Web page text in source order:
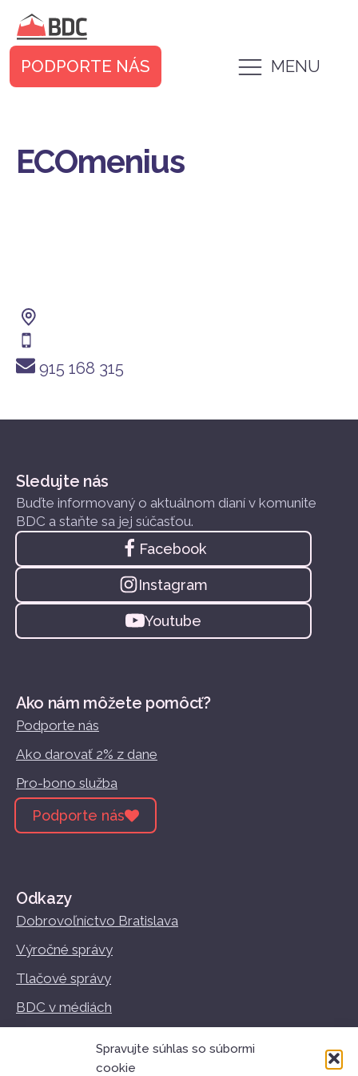
Spravujte súhlas so súbormi
cookie
MENU
PODPORTE NÁS
ECOmenius
915 168 315
Sledujte nás
Buďte informovaný o aktuálnom dianí v komunite
BDC a staňte sa jej súčasťou.
Facebook
Instagram
Youtube
Ako nám môžete pomôcť?
Podporte nás
Ako darovať 2% z dane
Pro-bono služba
Podporte nás
Odkazy
Dobrovoľníctvo Bratislava
Výročné správy
Tlačové správy
BDC v médiách
Podmienky používania